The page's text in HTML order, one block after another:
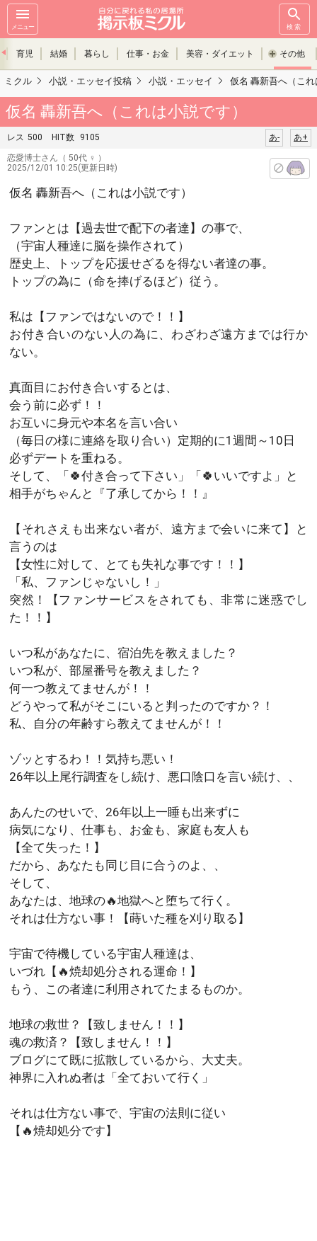
メニュー 検索
育児 結婚 暮らし 仕事・お金 美容・ダイエット その他
ミクル 小説・エッセイ投稿 小説・エッセイ 仮名 轟新吾へ（こ
仮名 轟新吾へ（これは小説です）
レス 500 HIT数 9105 あ+
あ-
恋愛博士さん （ 50代 ♀ ）
2025/12/01 10:25(更新日時)
仮名 轟新吾へ（これは小説です）
ファンとは【過去世で配下の者達】の事で、
（宇宙人種達に脳を操作されて）
歴史上、トップを応援せざるを得ない者達の事。
トップの為に（命を捧げるほど）従う。
私は【ファンではないので！！】
お付き合いのない人の為に、わざわざ遠方までは行か
ない。
真面目にお付き合いするとは、
会う前に必ず！！
お互いに身元や本名を言い合い
（毎日の様に連絡を取り合い）定期的に1週間～10日
必ずデートを重ねる。
そして、「🍀付き合って下さい」「🍀いいですよ」と
相手がちゃんと『了承してから！！』
【それさえも出来ない者が、遠方まで会いに来て】と
言うのは
【女性に対して、とても失礼な事です！！】
「私、ファンじゃないし！」
突然！【ファンサービスをされても、非常に迷惑でし
た！！】
いつ私があなたに、宿泊先を教えました？
いつ私が、部屋番号を教えました？
何一つ教えてませんが！！
どうやって私がそこにいると判ったのですか？！
私、自分の年齢すら教えてませんが！！
ゾッとするわ！！気持ち悪い！
26年以上尾行調査をし続け、悪口陰口を言い続け、、
あんたのせいで、26年以上一睡も出来ずに
病気になり、仕事も、お金も、家庭も友人も
【全て失った！】
だから、あなたも同じ目に合うのよ、、
そして、
あなたは、地球の🔥地獄へと堕ちて行く。
それは仕方ない事！【蒔いた種を刈り取る】
宇宙で待機している宇宙人種達は、
いづれ【🔥焼却処分される運命！】
もう、この者達に利用されてたまるものか。
地球の救世？【致しません！！】
魂の救済？【致しません！！】
ブログにて既に拡散しているから、大丈夫。
神界に入れぬ者は「全ておいて行く」
それは仕方ない事で、宇宙の法則に従い
【🔥焼却処分です】